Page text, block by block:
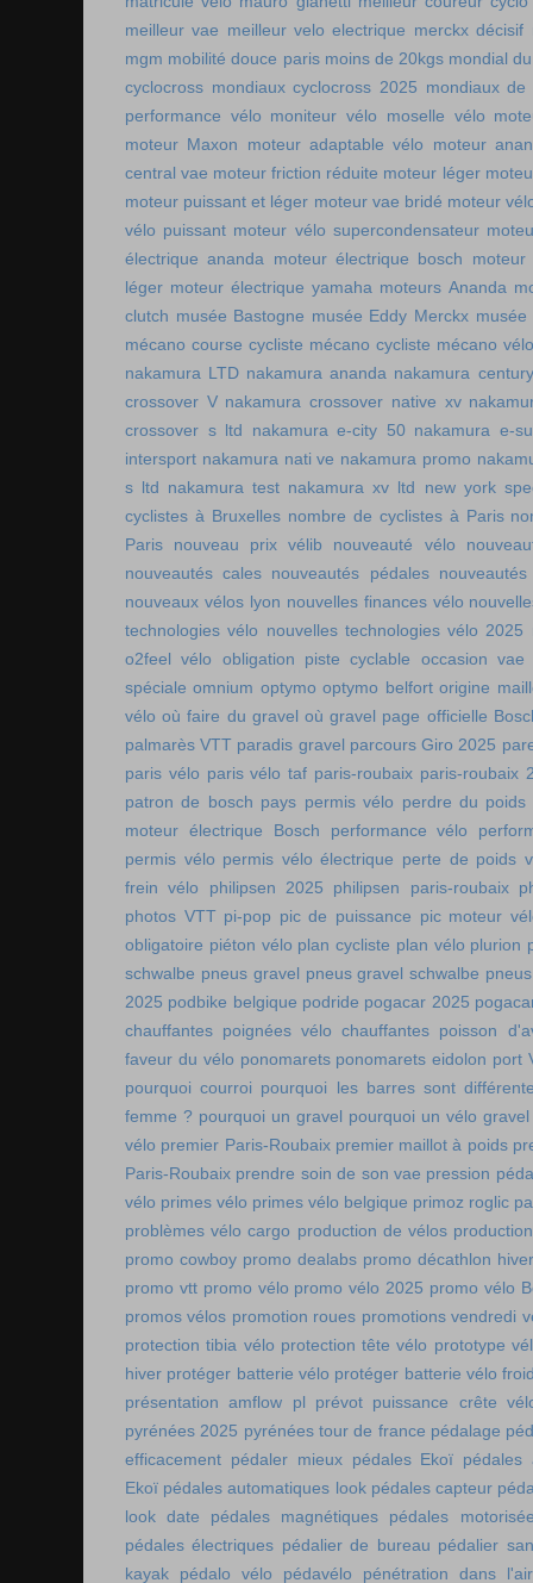
meilleur vae meilleur velo electrique merckx décisif
mgm mobilité douce paris moins de 20kgs mondial
cyclocross mondiaux cyclocross 2025 mondiaux de
performance vélo moniteur vélo moselle vélo
moteur Maxon
moteur adaptable vélo
moteur
central vae moteur friction réduite moteur léger
moteur puissant et léger moteur vae bridé moteur
vélo puissant moteur vélo supercondensateur
électrique ananda
moteur électrique bosch
moteur
léger moteur électrique yamaha moteurs Ananda
clutch musée Bastogne musée Eddy Merckx
mécano course cycliste mécano cycliste mécano vélo
nakamura LTD nakamura ananda nakamura
crossover V nakamura crossover native xv
crossover s ltd
nakamura e-city 50 nakamura e-
intersport nakamura nati ve nakamura promo
s ltd nakamura test nakamura xv ltd
new york
cyclistes à Bruxelles nombre de cyclistes à Paris
Paris
nouveau prix vélib nouveauté vélo
nouveautés cales nouveautés pédales
nouveaux vélos lyon nouvelles finances vélo
technologies vélo nouvelles technologies vélo 2025
o2feel vélo
obligation piste cyclable
occasion vae
spéciale omnium optymo optymo belfort origine
vélo où faire du gravel où gravel page officielle
palmarès VTT paradis gravel parcours Giro 2025
paris vélo paris vélo taf paris-roubaix paris-roubaix
patron de bosch pays permis vélo perdre du poids
moteur électrique Bosch
performance vélo
permis vélo permis vélo électrique perte de poids
frein vélo
philipsen 2025 philipsen paris-roubaix
photos VTT pi-pop pic de puissance pic moteur
obligatoire piéton vélo plan cycliste plan vélo plurion
schwalbe pneus gravel pneus gravel schwalbe
2025 podbike belgique podride pogacar 2025
chauffantes poignées vélo chauffantes poisson
faveur du vélo ponomarets ponomarets eidolon port
pourquoi courroi pourquoi les barres sont
femme ? pourquoi un gravel pourquoi un vélo gravel
vélo premier Paris-Roubaix premier maillot à poids
Paris-Roubaix prendre soin de son vae pression
vélo primes vélo primes vélo belgique primoz roglic
problèmes vélo cargo production de vélos
promo cowboy promo dealabs promo décathlon hiver
promo vtt promo vélo promo vélo 2025 promo vélo
promos vélos promotion roues promotions vendredi
protection tibia vélo protection tête vélo prototype
hiver protéger batterie vélo protéger batterie vélo
présentation amflow pl
prévot puissance crête
pyrénées 2025 pyrénées tour de france pédalage
efficacement pédaler mieux pédales Ekoï pédales
Ekoï pédales automatiques look pédales capteur
look date
pédales magnétiques
pédales
pédales électriques pédalier de bureau pédalier
kayak
pédalo vélo pédavélo
pénétration dans l'air